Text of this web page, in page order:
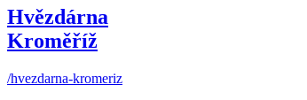
Hvězdárna
Kroměříž
/hvezdarna-kromeriz